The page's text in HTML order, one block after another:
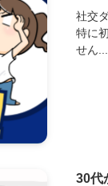
社交
特に
せん...
30代